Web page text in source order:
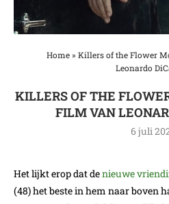
Home» Killers of the Flower
Leonardo
KILLERS OF THE
FILM VAN
6 juli
Het lijkt erop dat denieuwe
(48) het beste in hem naar boven